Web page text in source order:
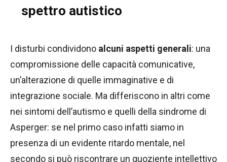
spettro autistico
I disturbi condividono alcuni aspetti generali: una
compromissione delle capacità comunicative,
un’alterazione di quelle immaginative e di
integrazione sociale. Ma differiscono in altri come
nei sintomi dell’autismo e quelli della sindrome di
Asperger: se nel primo caso infatti siamo in
presenza di un evidente ritardo mentale, nel
secondo si può riscontrare un quoziente intellettivo